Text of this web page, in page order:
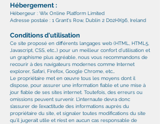
Hébergement :
Hébergeur : Wix Online Platform Limited
Adresse postale : 1 Grant's Row, Dublin 2 D02HX96, Ireland
Conditions d'utilisation
Ce site proposé en différents langages web (HTML, HTML5,
Javascript, CSS, etc…) pour un meilleur confort d’utilisation et
un graphisme plus agréable, nous vous recommandons de
recourir à des navigateurs modernes comme Internet
explorer, Safari, Firefox, Google Chrome, etc…
Le propriétaire met en œuvre tous les moyens dont il
dispose, pour assurer une information fiable et une mise à
jour fiable de ses sites internet. Toutefois, des erreurs ou
omissions peuvent survenir. L’internaute devra donc
s’assurer de l’exactitude des informations auprès du
propriétaire du site, et signaler toutes modifications du site
qu’il jugerait utile et n’est en aucun cas responsable de